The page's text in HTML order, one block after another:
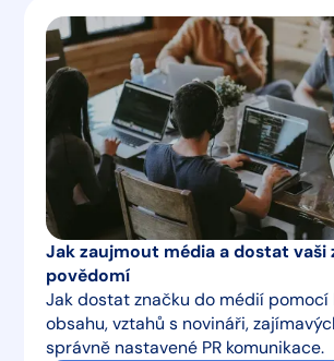
Jak zaujmout média a dostat vaši
povědomí
Jak dostat značku do médií
obsahu, vztahů s novináři,
správně nastavené PR komunikace.